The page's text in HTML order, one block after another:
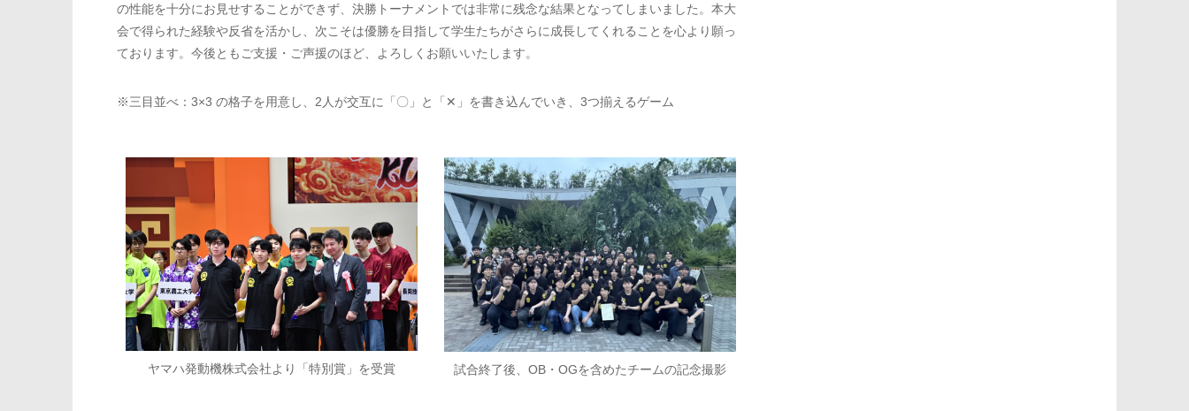
の性能を十分にお見せすることができず、決勝トーナメントでは非常に残念な結果となってしまいました。本大
会で得られた経験や反省を活かし、次こそは優勝を目指して学生たちがさらに成長してくれることを心より願っ
ております。今後ともご支援・ご声援のほど、よろしくお願いいたします。
※三目並べ：3×3 の格子を用意し、2人が交互に「〇」と「✕」を書き込んでいき、3つ揃えるゲーム
ヤマハ発動機株式会社より「特別賞」を受賞 試合終了後、OB・OGを含めたチームの記念撮影